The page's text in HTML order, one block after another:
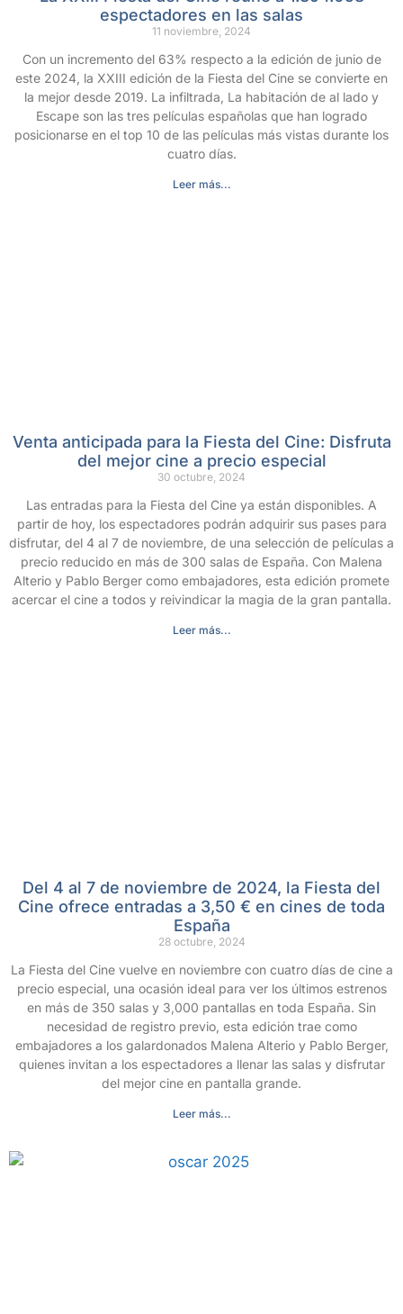
espectadores en las salas
11 noviembre, 2024
Con un incremento del 63% respecto a la edición de junio de
este 2024, la XXIII edición de la Fiesta del Cine se convierte en
la mejor desde 2019. La infiltrada, La habitación de al lado y
Escape son las tres películas españolas que han logrado
posicionarse en el top 10 de las películas más vistas durante los
cuatro días.
Leer más...
Venta anticipada para la Fiesta del Cine: Disfruta
del mejor cine a precio especial
30 octubre, 2024
Las entradas para la Fiesta del Cine ya están disponibles. A
partir de hoy, los espectadores podrán adquirir sus pases para
disfrutar, del 4 al 7 de noviembre, de una selección de películas a
precio reducido en más de 300 salas de España. Con Malena
Alterio y Pablo Berger como embajadores, esta edición promete
acercar el cine a todos y reivindicar la magia de la gran pantalla.
Leer más...
Del 4 al 7 de noviembre de 2024, la Fiesta del
Cine ofrece entradas a 3,50 € en cines de toda
España
28 octubre, 2024
La Fiesta del Cine vuelve en noviembre con cuatro días de cine a
precio especial, una ocasión ideal para ver los últimos estrenos
en más de 350 salas y 3,000 pantallas en toda España. Sin
necesidad de registro previo, esta edición trae como
embajadores a los galardonados Malena Alterio y Pablo Berger,
quienes invitan a los espectadores a llenar las salas y disfrutar
del mejor cine en pantalla grande.
Leer más...